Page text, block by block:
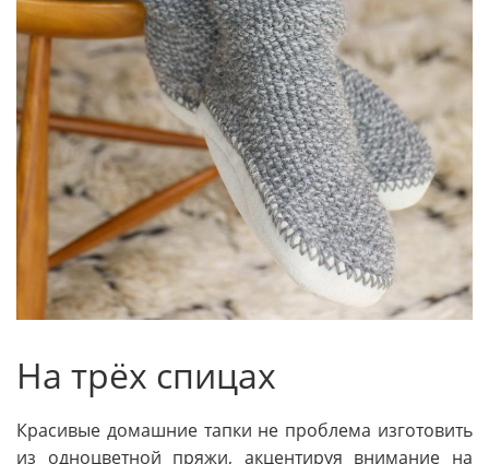
На трёх спицах
Красивые домашние тапки не проблема изготовить
из одноцветной пряжи, акцентируя внимание на